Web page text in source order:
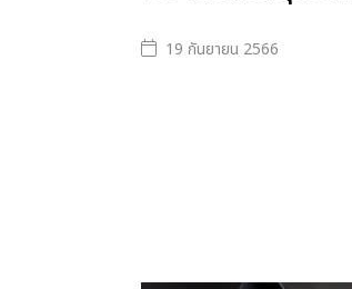
19 กันยายน 2566